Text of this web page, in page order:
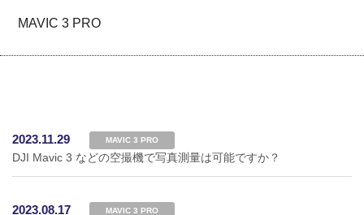
MAVIC 3 PRO
2023.11.29 MAVIC 3 PRO
DJI Mavic 3 などの空撮機で写真測量は可能ですか？
2023.08.17 MAVIC 3 PRO